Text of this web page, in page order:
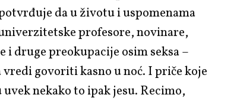
da u životu i uspomenama
profesore, novinare,
druge preokupacije osim seksa –
govoriti kasno u noć. I priče koje
nekako to ipak jesu. Recimo,